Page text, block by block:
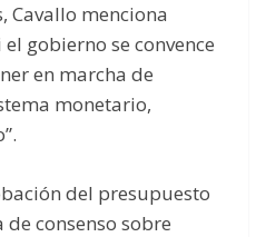
Cavallo menciona
gobierno se convence
en marcha de
monetario,
del presupuesto
consenso sobre